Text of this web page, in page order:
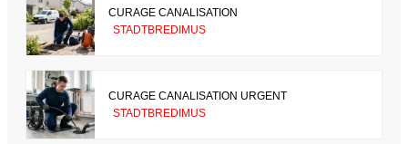
CURAGE CANALISATION
STADTBREDIMUS
CURAGE CANALISATION URGENT
STADTBREDIMUS